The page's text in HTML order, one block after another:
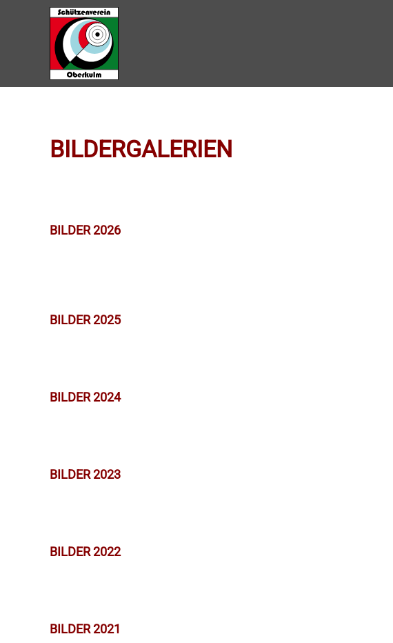
Zum Hauptinhalt springen
BILDERGALERIEN
BILDER 2026
BILDER 2025
BILDER 2024
BILDER 2023
BILDER 2022
BILDER 2021